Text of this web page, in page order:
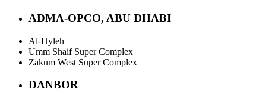
ADMA-OPCO, ABU DHABI
Al-Hyleh
Umm Shaif Super Complex
Zakum West Super Complex
DANBOR